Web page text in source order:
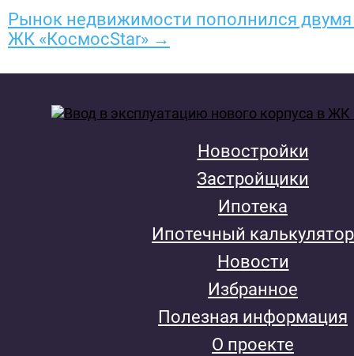
Рынок недвижимости пополнился двумя
ЖК «КосмосStar» →
Новостройки
Застройщики
Ипотека
Ипотечный калькулятор
Новости
Избранное
Полезная информация
О проекте